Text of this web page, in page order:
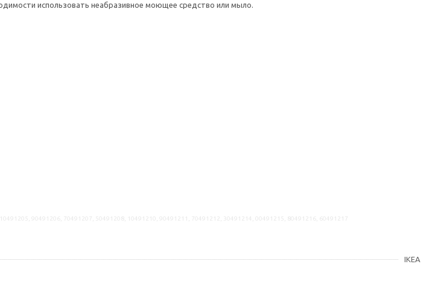
использовать неабразивное моющее средство или мыло.
IKEA